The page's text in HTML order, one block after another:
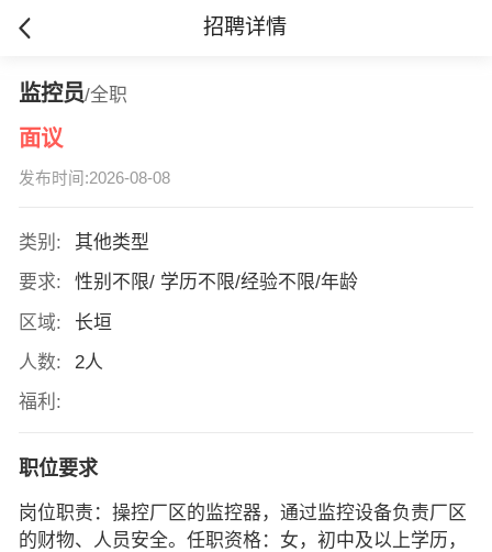
招聘详情
监控员/全职
面议
发布时间:2026-08-08
类别:
其他类型
要求:
性别不限/ 学历不限/经验不限/年龄
区域:
长垣
人数:
2人
福利:
职位要求
岗位职责：操控厂区的监控器，通过监控设备负责厂区
的财物、人员安全。任职资格：女，初中及以上学历，